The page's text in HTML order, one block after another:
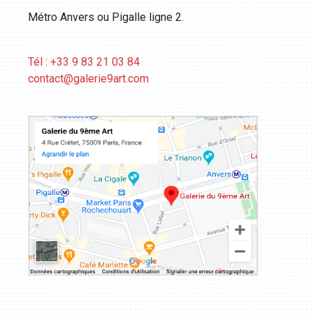
Métro Anvers ou Pigalle ligne 2.
Tél : +33 9 83 21 03 84
contact@galerie9art.com